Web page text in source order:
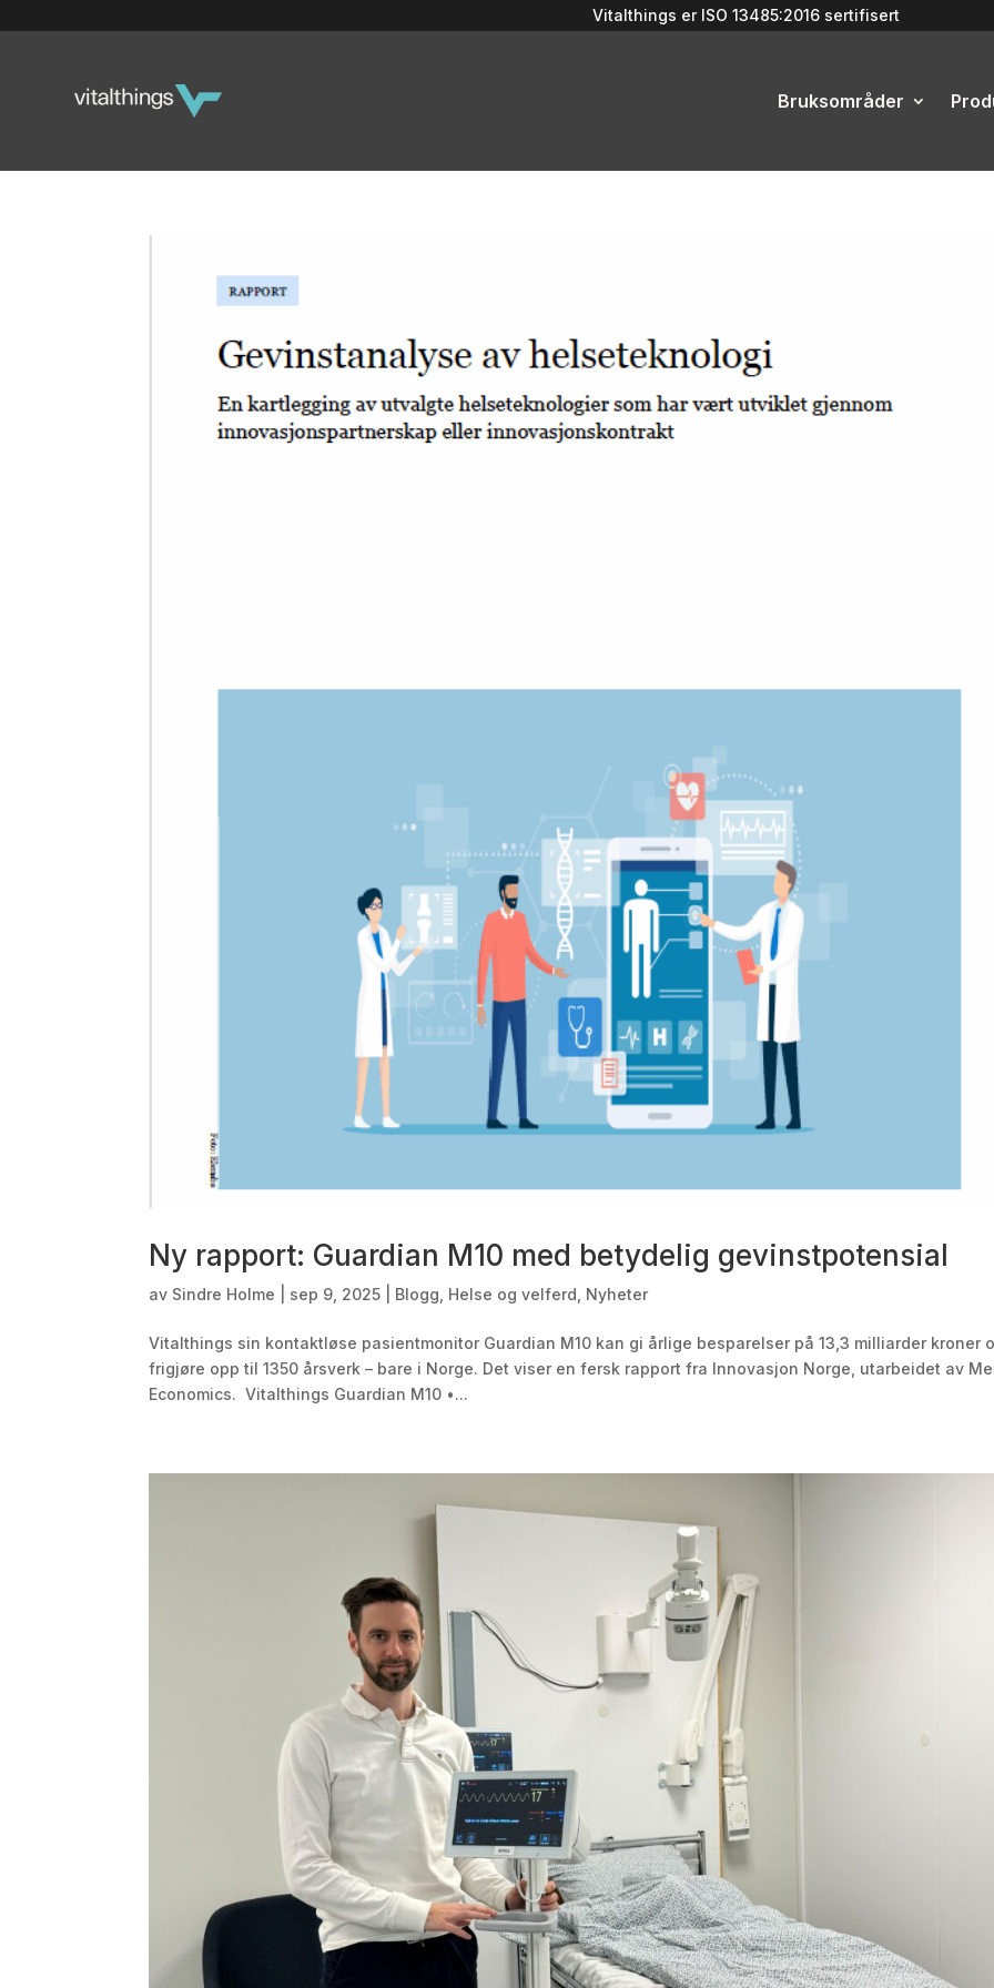
Vitalthings er ISO 13485:2016sertifisert
Bruksområder
Ny rapport: Guardian M10 med betydelig gevinstpotensial
av Sindre Holme sep 9, 2025 Blogg Helse og velferd Nyheter
Vitalthings sin kontaktløse pasientmonitor Guardian M10 kan gi årlige besparelser på 13,3 milliarder kroner
frigjøre opp til 1350 årsverk – bare i Norge. Det viser en fersk rapport fra Innovasjon Norge, utarbeidet av
Economics. Vitalthings Guardian M10 •...